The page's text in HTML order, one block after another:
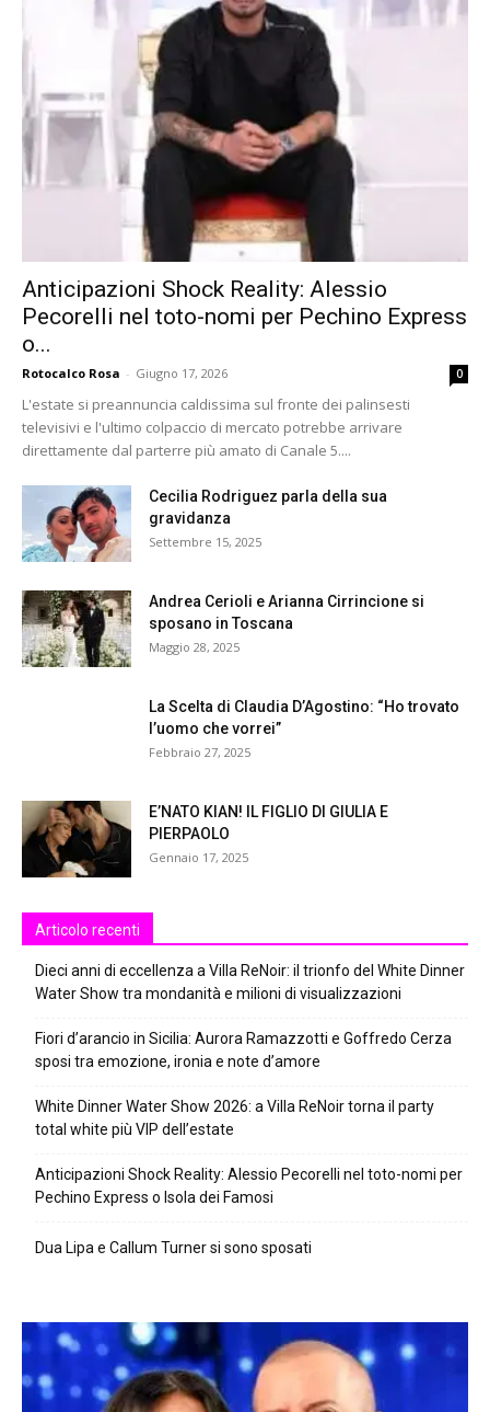
Anticipazioni Shock Reality: Alessio
Pecorelli nel toto-nomi per Pechino Express
o...
Rotocalco Rosa - Giugno 17, 2026 0
L'estate si preannuncia caldissima sul fronte dei palinsesti
televisivi e l'ultimo colpaccio di mercato potrebbe arrivare
direttamente dal parterre più amato di Canale 5....
Cecilia Rodriguez parla della sua
gravidanza
Settembre 15, 2025
Andrea Cerioli e Arianna Cirrincione si
sposano in Toscana
Maggio 28, 2025
La Scelta di Claudia D’Agostino: “Ho trovato
l’uomo che vorrei”
Febbraio 27, 2025
E’NATO KIAN! IL FIGLIO DI GIULIA E
PIERPAOLO
Gennaio 17, 2025
Articolo recenti
Dieci anni di eccellenza a Villa ReNoir: il trionfo del White Dinner
Water Show tra mondanità e milioni di visualizzazioni
Fiori d’arancio in Sicilia: Aurora Ramazzotti e Goffredo Cerza
sposi tra emozione, ironia e note d’amore
White Dinner Water Show 2026: a Villa ReNoir torna il party
total white più VIP dell’estate
Anticipazioni Shock Reality: Alessio Pecorelli nel toto-nomi per
Pechino Express o Isola dei Famosi
Dua Lipa e Callum Turner si sono sposati